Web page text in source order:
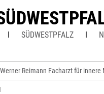
SÜDWESTPFALZ
Reimann Facharzt für innere